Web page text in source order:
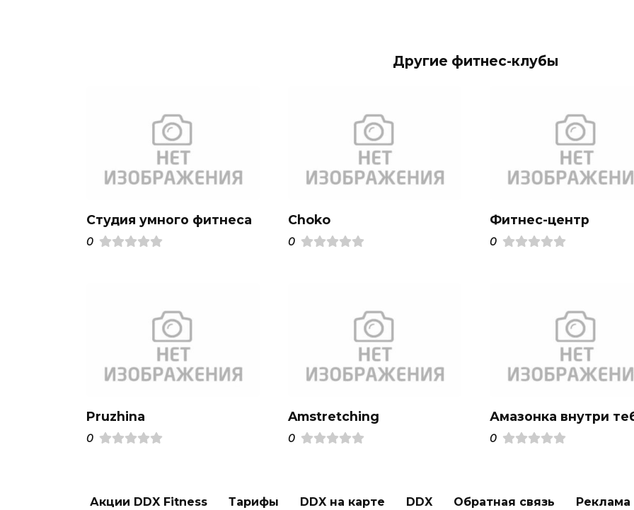
Другие фитнес-клубы
Студия умного фитнеса
0
Choko
0
Фитнес-центр
0
Pruzhina
0
Amstretching
0
Амазонка внутри
0
Акции DDX Fitness Тарифы DDX на карте DDX Обратная связь